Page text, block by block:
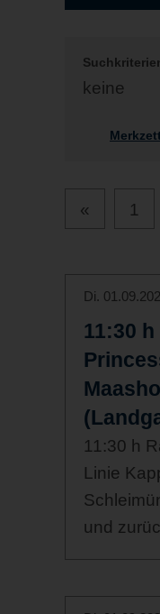
keine
« 1
Di.
11:30
11:30 h
Linie
und